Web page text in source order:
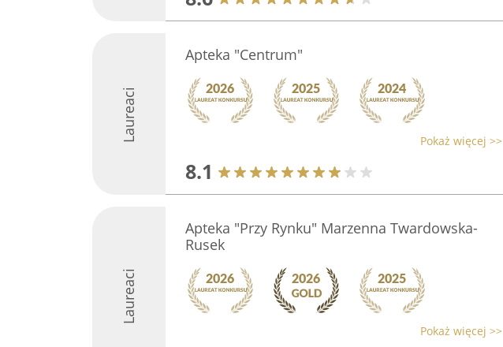
Laureaci
Apteka "Centrum"
Pokaż więcej >>
8.1
Laureaci
Apteka "Przy Rynku" Marzenna Twardowska-
Rusek
Pokaż więcej >>